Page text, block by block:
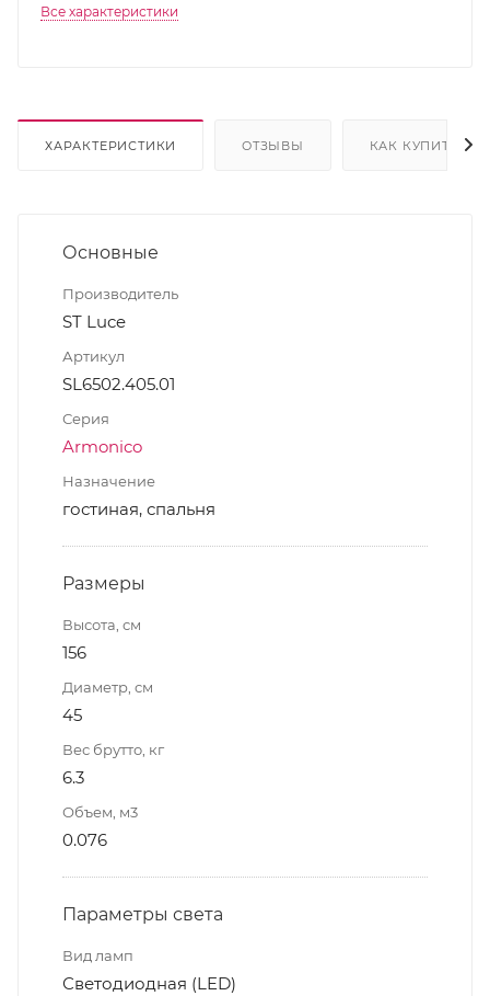
Все характеристики
ХАРАКТЕРИСТИКИ ОТЗЫВЫ КАК КУПИТЬ
Основные
Производитель
ST Luce
Артикул
SL6502.405.01
Серия
Armonico
Назначение
гостиная, спальня
Размеры
Высота, см
156
Диаметр, см
45
Вес брутто, кг
6.3
Объем, м3
0.076
Параметры света
Вид ламп
Светодиодная (LED)